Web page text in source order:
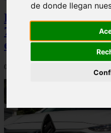
de donde llegan
Peugeot acelera en
7.062
en julio
06/08/2026